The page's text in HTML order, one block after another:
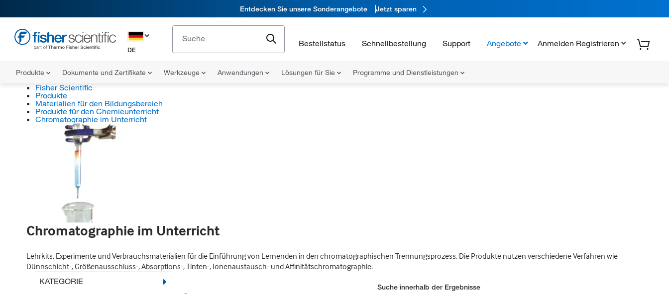
Entdecken Sie unsere Sonderangebote Jetzt sparen
DE
Bestellstatus Schnellbestellung Support Angebote Anmelden Registrieren
Produkte Dokumente und Zertifikate Werkzeuge Anwendungen Lösungen für Sie Programme und Dienstleistungen
Fisher Scientific
Produkte
Materialien für den Bildungsbereich
Produkte für den Chemieunterricht
Chromatographie im Unterricht
Chromatographie im Unterricht
Lehrkits, Experimente und Verbrauchsmaterialien für die Einführung von Lernenden in den chromatographischen Trennungsprozess. Die Produkte nutzen verschiedene Verfahren wie
Dünnschicht-, Größenausschluss-, Absorptions-, Tinten-, Ionenaustausch- und Affinitätschromatographie.
KATEGORIE
Suche innerhalb der Ergebnisse